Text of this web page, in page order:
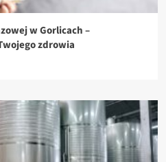
w Gorlicach –
zdrowia